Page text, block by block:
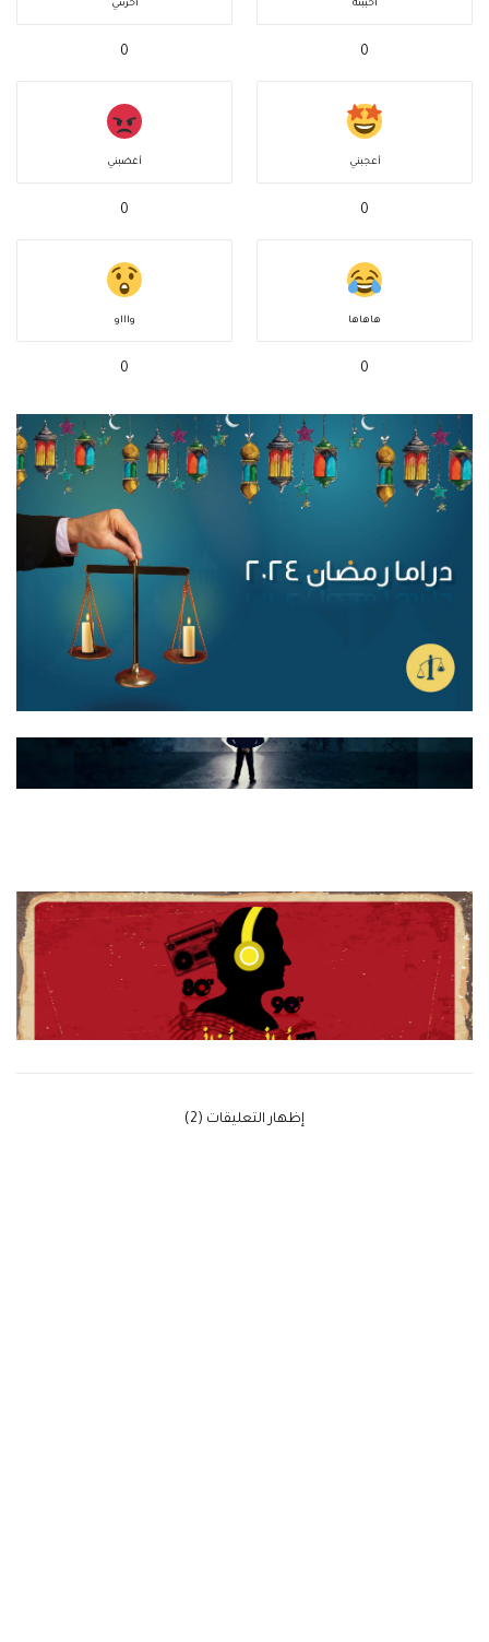
أحببته
0
أحزنني
0
أعجبني
0
أغضبني
0
هاهاها
0
واااو
0
‫إظهار التعليقات (2)